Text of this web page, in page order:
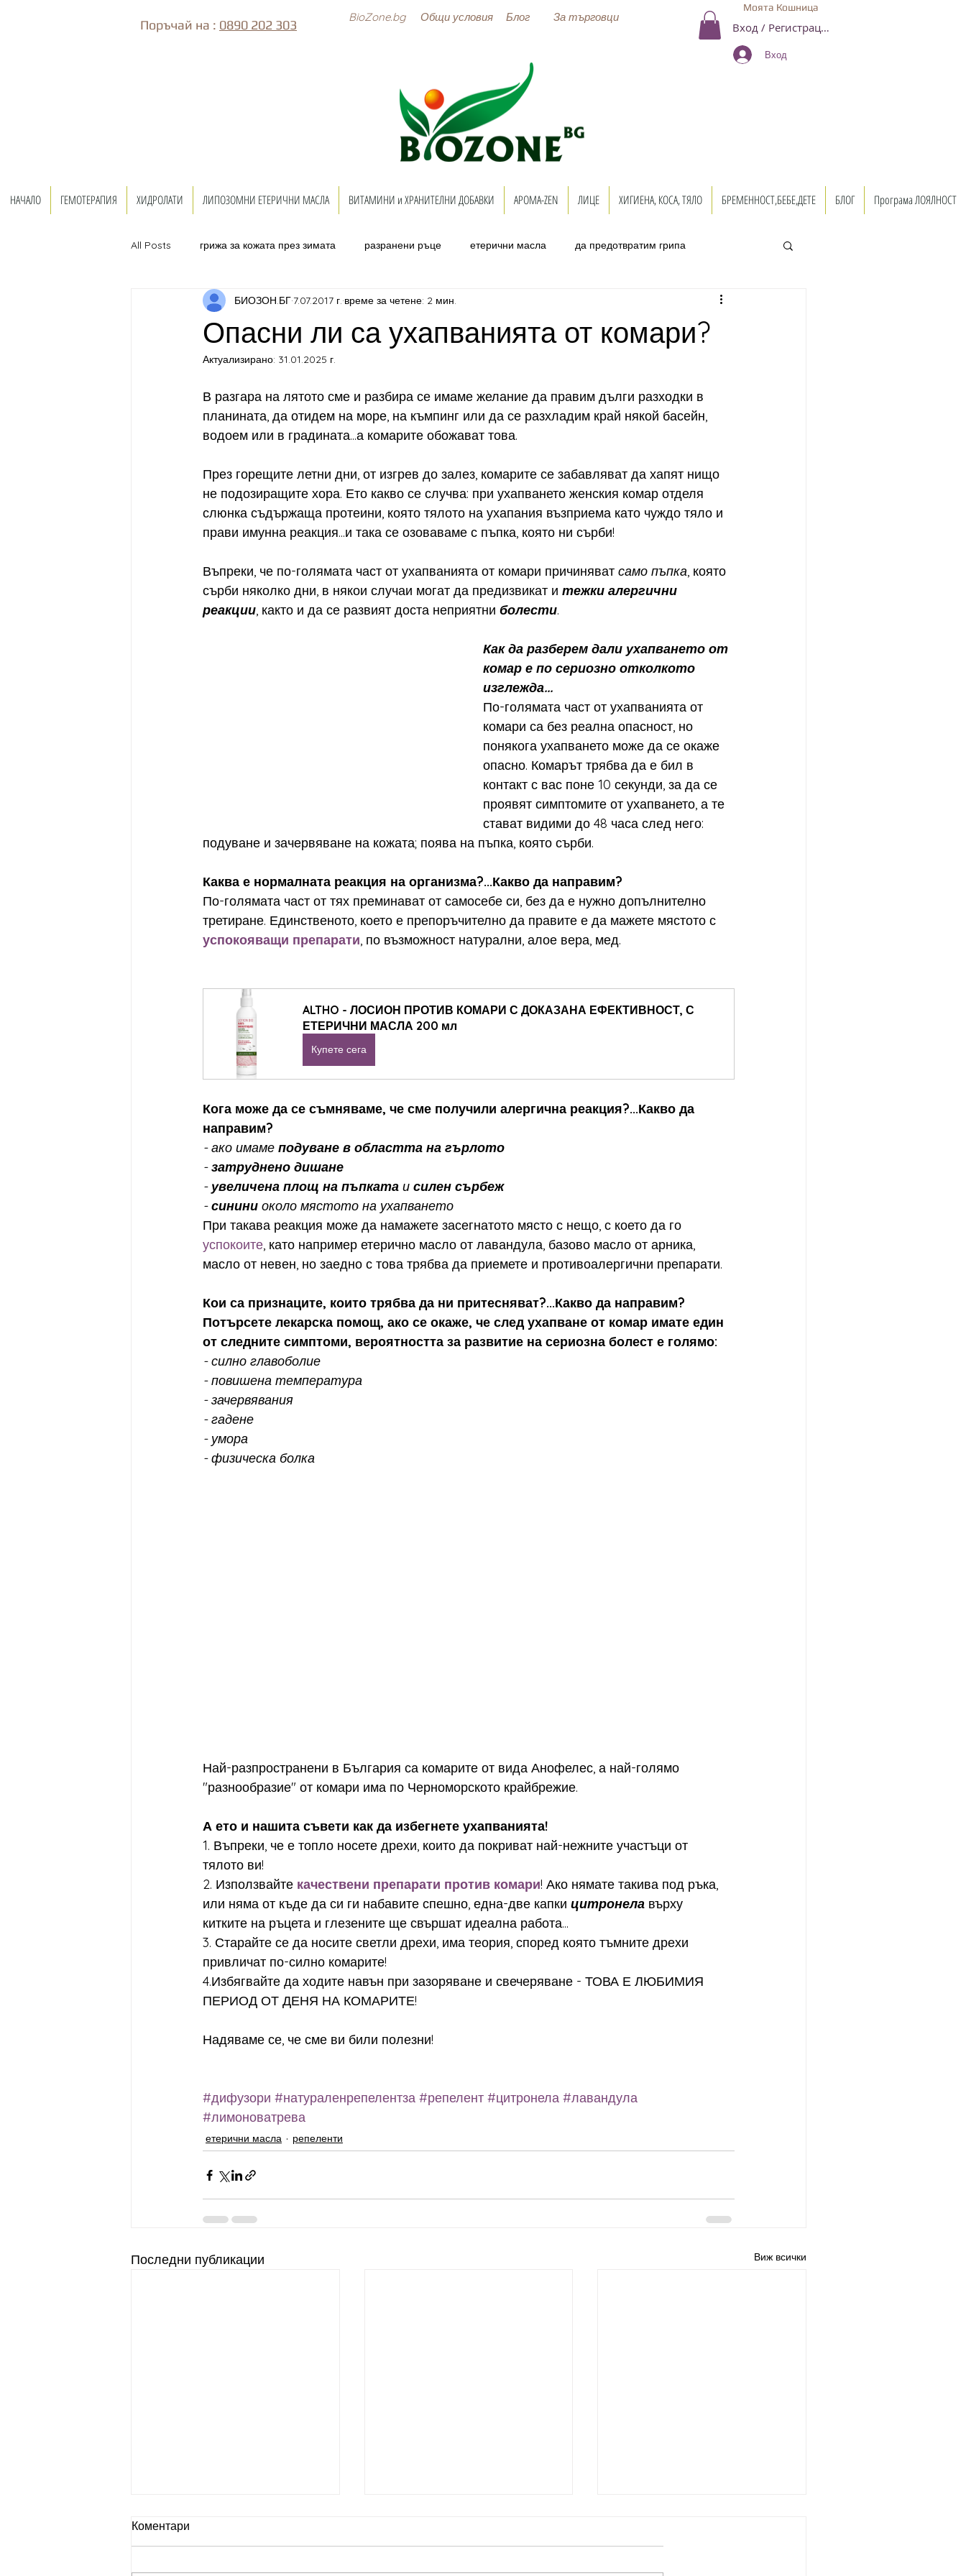
Поръчай на : 0890 202 303
BioZone.bg Общи условия Блог За търговци
Моята Кошница
Вход / Регистрация
Вход
НАЧАЛО ГЕМОТЕРАПИЯ ХИДРОЛАТИ ЛИПОЗОМНИ ЕТЕРИЧНИ МАСЛА ВИТАМИНИ и ХРАНИТЕЛНИ ДОБАВКИ АРОМА-ZEN ЛИЦЕ ХИГИЕНА, КОСА, ТЯЛО БРЕМЕННОСТ,БЕБЕ,ДЕТЕ БЛОГ Програма ЛОЯЛНОСТ
All Posts грижа за кожата през зимата разранени ръце етерични масла да предотвратим грипа
бременност и кърмене напукани устни ароматерапия Лейъринг
серум за изглаждане Японски техники
грижа за кожата през лятото интимна хигиена слънцезащита гемотерапия грижа за кожата през есента
СУПЕР ХРАНИ И ДОБАВКИ ИМУНИТЕТ ВИТАМИНИ И МИНЕРАЛИ АРОМАТЕРАПИЯ
ЕТЕРИЧНИ МАСЛА ГЕМОТЕРАПИЯ ЗИМНИ БОЛЕСТИ алергии
Опасни ли са ухапванията от комари?
БИОЗОН.БГ 7.07.2017 г. време за четене: 2 мин.
Актуализирано: 31.01.2025 г.
В разгара на лятото сме и разбира се имаме желание да правим дълги разходки в
планината, да отидем на море, на къмпинг или да се разхладим край някой басейн,
водоем или в градината...а комарите обожават това.
През горещите летни дни, от изгрев до залез, комарите се забавляват да хапят нищо
не подозиращите хора. Ето какво се случва: при ухапването женския комар отделя
слюнка съдържаща протеини, която тялото на ухапания възприема като чуждо тяло и
прави имунна реакция...и така се озоваваме с пъпка, която ни сърби!
Въпреки, че по-голямата част от ухапванията от комари причиняват само пъпка, която
сърби няколко дни, в някои случаи могат да предизвикат и тежки алергични
реакции, както и да се развият доста неприятни болести.
Как да разберем дали ухапването от
комар е по сериозно отколкото
изглежда...
По-голямата част от ухапванията от
комари са без реална опасност, но
понякога ухапването може да се окаже
опасно. Комарът трябва да е бил в
контакт с вас поне 10 секунди, за да се
проявят симптомите от ухапването, а те
стават видими до 48 часа след него:
подуване и зачервяване на кожата; поява на пъпка, която сърби.
Каква е нормалната реакция на организма?...Какво да направим?
По-голямата част от тях преминават от самосебе си, без да е нужно допълнително
третиране. Единственото, което е препоръчително да правите е да мажете мястото с
успокояващи препарати, по възможност натурални, алое вера, мед.
ALTHO - ЛОСИОН ПРОТИВ КОМАРИ С ДОКАЗАНА ЕФЕКТИВНОСТ, С
ЕТЕРИЧНИ МАСЛА 200 мл
Купете сега
Кога може да се съмняваме, че сме получили алергична реакция?...Какво да
направим?
- ако имаме подуване в областта на гърлото
- затруднено дишане
- увеличена площ на пъпката и силен сърбеж
- синини около мястото на ухапването
При такава реакция може да намажете засегнатото място с нещо, с което да го
успокоите, като например етерично масло от лавандула, базово масло от арника,
масло от невен, но заедно с това трябва да приемете и противоалергични препарати.
Кои са признаците, които трябва да ни притесняват?...Какво да направим?
Потърсете лекарска помощ, ако се окаже, че след ухапване от комар имате един
от следните симптоми, вероятността за развитие на сериозна болест е голямо:
- силно главоболие
- повишена температура
- зачервявания
- гадене
- умора
- физическа болка
Най-разпространени в България са комарите от вида Анофелес, а най-голямо
"разнообразие" от комари има по Черноморското крайбрежие.
А ето и нашита съвети как да избегнете ухапванията!
1. Въпреки, че е топло носете дрехи, които да покриват най-нежните участъци от
тялото ви!
2. Използвайте качествени препарати против комари! Ако нямате такива под ръка,
или няма от къде да си ги набавите спешно, една-две капки цитронела върху
китките на ръцета и глезените ще свършат идеална работа...
3. Старайте се да носите светли дрехи, има теория, според която тъмните дрехи
привличат по-силно комарите!
4.Избягвайте да ходите навън при зазоряване и свечеряване - ТОВА Е ЛЮБИМИЯ
ПЕРИОД ОТ ДЕНЯ НА КОМАРИТЕ!
Надяваме се, че сме ви били полезни!
#дифузори #натураленрепелентза #репелент #цитронела #лавандула
#лимоноватрева
етерични масла репеленти
Последни публикации Виж всички
Коментари